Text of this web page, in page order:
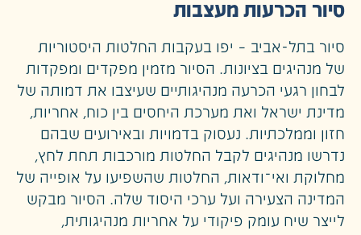
סיור הכרעות מעצבות
סיור בתל-אביב – יפו בעקבות החלטות היסטוריות
של מנהיגים בציונות. הסיור מזמין מפקדים ומפקדות
לבחון רגעי הכרעה מנהיגותיים שעיצבו את דמותה של
מדינת ישראל ואת מערכת היחסים בין כוח, אחריות,
חזון וממלכתיות. נעסוק בדמויות ובאירועים שבהם
נדרשו מנהיגים לקבל החלטות מורכבות תחת לחץ,
מחלוקת ואי־ודאות, החלטות שהשפיעו על אופייה של
המדינה הצעירה ועל ערכי היסוד שלה. הסיור מבקש
לייצר שיח עומק פיקודי על אחריות מנהיגותית,